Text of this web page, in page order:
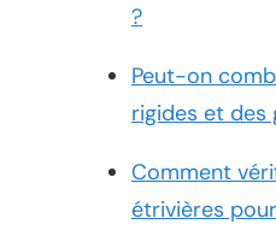
?
Peut-on
rigides et des
Comment
étrivières